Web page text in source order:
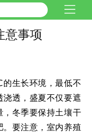
意事项
生长环境，最低不
透，盛夏不仅要遮
，冬季要保持土壤干
要注意，室内养殖